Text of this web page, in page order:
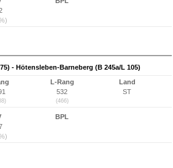
- Hötensleben-Barneberg (B 245a/L 105)
L-Rang
532
(466)
Land
ST
BPL